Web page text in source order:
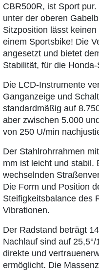
CBR500R, ist Sport
unter der oberen
Sitzposition lässt
einem Sportsbike! Die
angesetzt und bietet
Stabilität, für die
Die LCD-Instrumente
Ganganzeige und
standardmäßig auf
aber zwischen 5.000
von 250 U/min
Der Stahlrohrrahmen
mm ist leicht und stabil.
wechselnden
Die Form und Position
Steifigkeitsbalance des
Vibrationen.
Der Radstand beträgt
Nachlauf sind auf
direkte und
ermöglicht. Die